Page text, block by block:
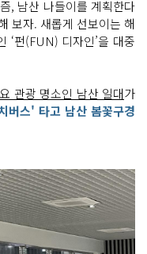
, 남산 나들이를 계획한다
보자. 새롭게 선보이는 해
‘펀(FUN) 디자인’을 대중
관광 명소인 남산 일대가
버스' 타고 남산 봄꽃구경